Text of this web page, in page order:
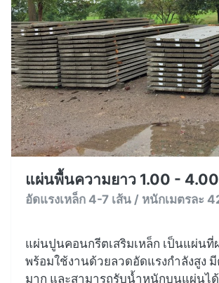
แผ่นพื้นความยาว 1.00 - 4.00
อัดแรงเหล็ก 4-7 เส้น / หนักเมตรละ
แผ่นปูนคอนกรีตเสริมเหล็ก เป็นแผ่น
พร้อมใช้งานด้วยลวดอัดแรงกำลังสูง
มาก และสามารถรับน้ำหนักบนแผ่นไ